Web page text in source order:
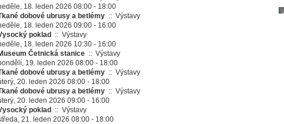
18. leden 2026 08:00 - 18:00
dobové ubrusy a betlémy :: Výstavy
18. leden 2026 09:00 - 16:00
poklad
:: Výstavy
18. leden 2026 10:30 - 16:00
Četnická stanice :: Výstavy
19. leden 2026 08:00 - 18:00
dobové ubrusy a betlémy :: Výstavy
20. leden 2026 08:00 - 18:00
dobové ubrusy a betlémy :: Výstavy
20. leden 2026 09:00 - 16:00
poklad
:: Výstavy
21. leden 2026 08:00 - 18:00